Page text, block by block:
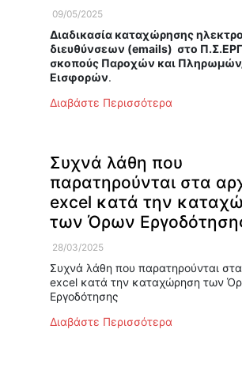
09/05/2025
Διαδικασία καταχώρησης
διευθύνσεων (emails) στο
σκοπούς Παροχών και
Εισφορών.
Διαβάστε Περισσότερα
Συχνά λάθη που
παρατηρούνται στα
excel κατά την
των Όρων
28/03/2025
Συχνά λάθη που παρατηρούνται
excel κατά την καταχώρηση των
Εργοδότησης
Διαβάστε Περισσότερα